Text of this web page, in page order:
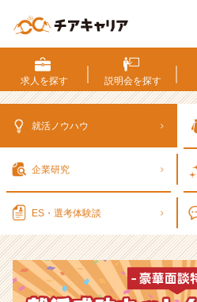
考
対
策・
ウ
ベ
ン
チ
求人を探す 説明会を探す
就活ノウハウ
企業研究
ES・選考体験談